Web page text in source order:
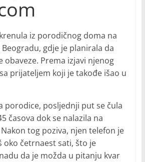
iz porodičnog doma na
gdje je planirala da
obaveze. Prema izjavi njenog
prijateljem koji je takođe išao u
porodice, posljednji put se čula
časova dok se nalazila na
tog poziva, njen telefon je
oko četrnaest sati, što je
da je možda u pitanju kvar